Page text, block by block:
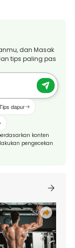
dan Masak
tips paling pas
dapur
konten
pengecekan